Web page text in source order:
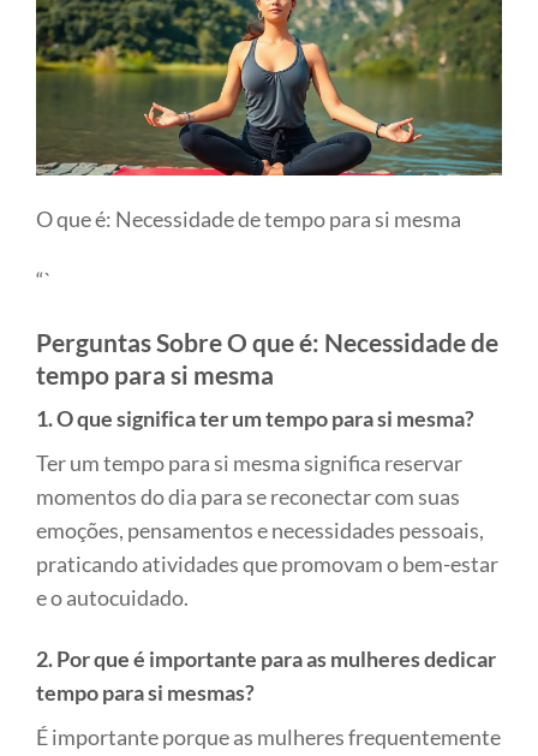
O que é: Necessidade de tempo para si mesma
“`
Perguntas Sobre O que é: Necessidade de
tempo para si mesma
1. O que significa ter um tempo para si mesma?
Ter um tempo para si mesma significa reservar
momentos do dia para se reconectar com suas
emoções, pensamentos e necessidades pessoais,
praticando atividades que promovam o bem-estar
e o autocuidado.
2. Por que é importante para as mulheres dedicar
tempo para si mesmas?
É importante porque as mulheres frequentemente